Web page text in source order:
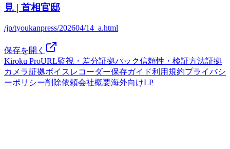
見 | 首相官邸
/jp/tyoukanpress/202604/14_a.html
保存を開く
Kiroku ProURL監視・差分証拠パック信頼性・検証方法証拠
カメラ証拠ボイスレコーダー保存ガイド利用規約プライバシ
ーポリシー削除依頼会社概要海外向けLP